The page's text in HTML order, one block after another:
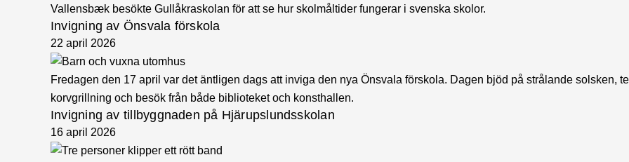
Vallensbæk besökte Gullåkraskolan för att se hur skolmåltider fungerar i svenska skolor.
Invigning av Önsvala förskola
22 april 2026
Fredagen den 17 april var det äntligen dags att inviga den nya Önsvala förskola. Dagen bjöd på strålande solsken,
korvgrillning och besök från både biblioteket och konsthallen.
Invigning av tillbyggnaden på Hjärupslundsskolan
16 april 2026